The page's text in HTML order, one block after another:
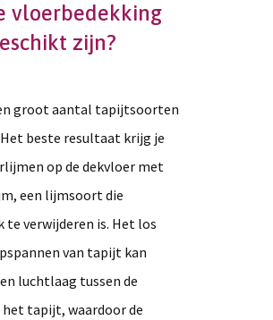
vloerbedekking
zijn?
groot aantal tapijtsoorten
beste resultaat krijg je
op de dekvloer met
een lijmsoort die
te verwijderen is. Het los
van tapijt kan
luchtlaag tussen de
het tapijt, waardoor de